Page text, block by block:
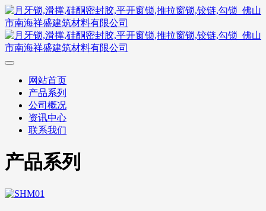
网站首页
产品系列
公司概况
资讯中心
联系我们
产品系列